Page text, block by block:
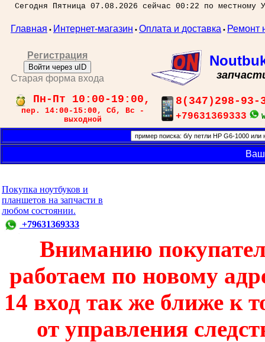
Сегодня Пятница 07.08.2026 сейчас 00:22 по местному
Главная • Интернет-магазин • Оплата и доставка • Ремонт
Регистрация
Войти через uID
Старая форма входа
Пн-Пт 10:00-19:00,
пер. 14:00-15:00, Сб, Вс -
выходной
8(347)298-93-
+79631369333
Покупка ноутбуков и
планшетов на запчасти в
любом состоянии.
+79631369333
Вниманию
работаем по новому
14 вход так же ближе к
от управления